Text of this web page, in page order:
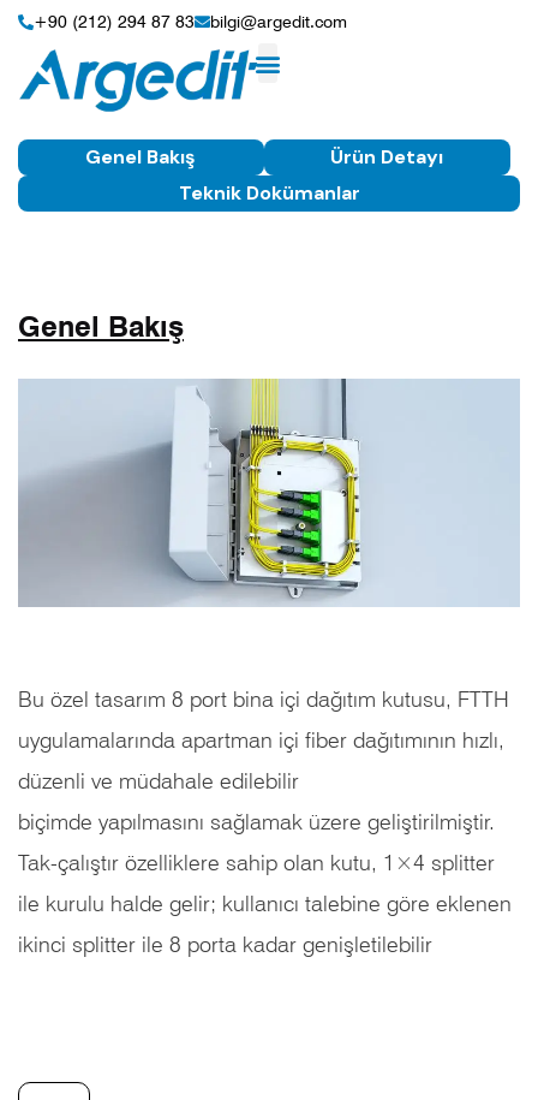
+90 (212) 294 87 83 bilgi@argedit.com
Genel Bakış
Ürün Detayı
Teknik Dokümanlar
Genel Bakış
Bu özel tasarım 8 port bina içi dağıtım kutusu, FTTH
uygulamalarında apartman içi fiber dağıtımının hızlı,
düzenli ve müdahale edilebilir
biçimde yapılmasını sağlamak üzere geliştirilmiştir.
Tak-çalıştır özelliklere sahip olan kutu, 1×4 splitter
ile kurulu halde gelir; kullanıcı talebine göre eklenen
ikinci splitter ile 8 porta kadar genişletilebilir